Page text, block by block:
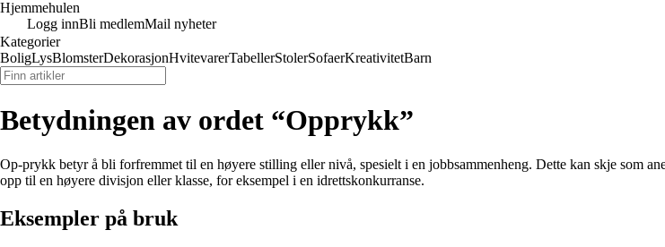
Hjemmehulen
Logg innBli medlemMail nyheter
Kategorier
BoligLysBlomsterDekorasjonHvitevarerTabellerStolerSofaerKreativitetBarn
Betydningen av ordet “Opprykk”
Op-prykk betyr å bli forfremmet til en høyere stilling eller nivå, spesielt i en jobbsammenheng. Dette kan skje som
opp til en høyere divisjon eller klasse, for eksempel i en idrettskonkurranse.
Eksempler på bruk